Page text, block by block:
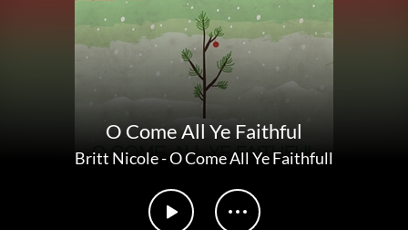
O Come All Ye Faithful
Britt Nicole-O Come All Ye Faithfull